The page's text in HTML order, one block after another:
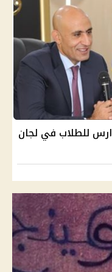
للطلاب في لجان